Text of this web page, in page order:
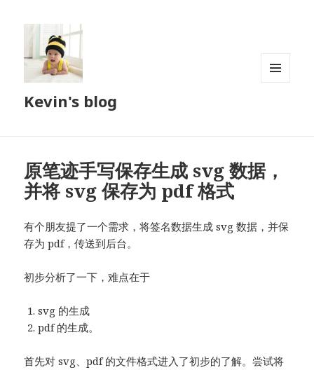
Kevin's blog
原笔迹手写保存生成 svg 数据，
并将 svg 保存为 pdf 格式
有个朋友提了一个需求，将签名数据生成 svg 数据，并保
存为 pdf，传送到后台。
初步分析了一下，难点在于
svg 的生成
pdf 的生成。
首先对 svg、pdf 的文件格式进入了初步的了解。尝试将